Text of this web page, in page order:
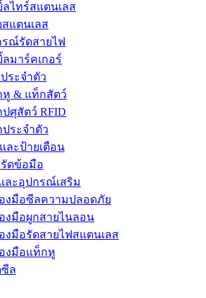
ลไทร์สแตนเลส
แตนเลส
รณ์รัดสายไฟ
ลมาร์คเกอร์
ระจำตัว
หู & แท็กสัตว์
ศุสัตว์ RFID
ระจำตัว
ละป้ายเตือน
ดข้อมือ
ละอุปกรณ์เสริม
งมือซีลความปลอดภัย
งมือผูกสายไนลอน
งมือรัดสายไฟสแตนเลส
งมือแท็กหู
ล